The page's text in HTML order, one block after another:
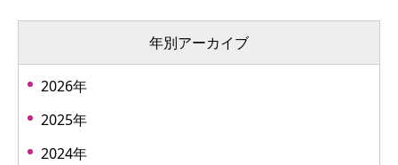
年別アーカイブ
2026年
2025年
2024年